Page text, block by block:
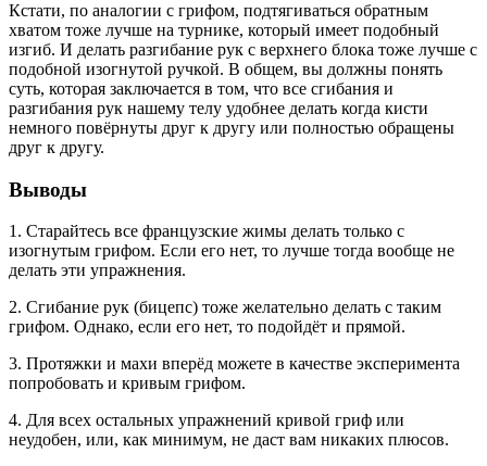
Кстати, по аналогии с грифом, подтягиваться обратным
хватом тоже лучше на турнике, который имеет подобный
изгиб. И делать разгибание рук с верхнего блока тоже лучше с
подобной изогнутой ручкой. В общем, вы должны понять
суть, которая заключается в том, что все сгибания и
разгибания рук нашему телу удобнее делать когда кисти
немного повёрнуты друг к другу или полностью обращены
друг к другу.
Выводы
1. Старайтесь все французские жимы делать только с
изогнутым грифом. Если его нет, то лучше тогда вообще не
делать эти упражнения.
2. Сгибание рук (бицепс) тоже желательно делать с таким
грифом. Однако, если его нет, то подойдёт и прямой.
3. Протяжки и махи вперёд можете в качестве эксперимента
попробовать и кривым грифом.
4. Для всех остальных упражнений кривой гриф или
неудобен, или, как минимум, не даст вам никаких плюсов.